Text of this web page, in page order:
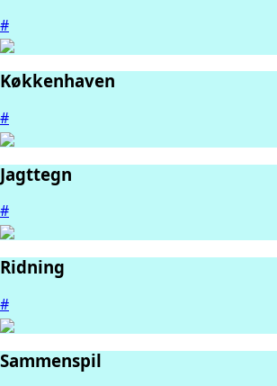
#
Køkkenhaven
#
Jagttegn
#
Ridning
#
Sammenspil